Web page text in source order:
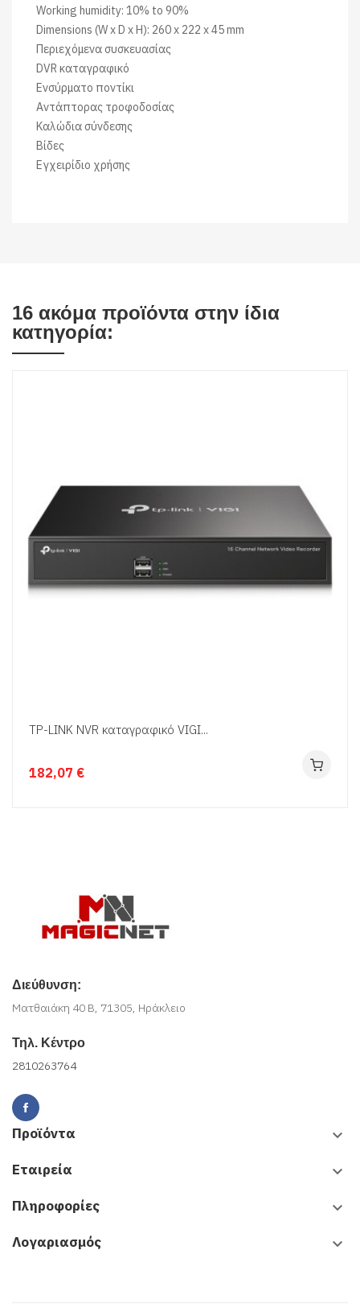
Working humidity: 10% to 90%
Dimensions (W x D x H): 260 x 222 x 45 mm
Περιεχόμενα συσκευασίας
DVR καταγραφικό
Ενσύρματο ποντίκι
Αντάπτορας τροφοδοσίας
Καλώδια σύνδεσης
Βίδες
Εγχειρίδιο χρήσης
16 ακόμα προϊόντα στην ίδια
κατηγορία:
TP-LINK NVR καταγραφικό VIGI...
182,07 €
Διεύθυνση:
Ματθαιάκη 40 Β, 71305, Ηράκλειο
Τηλ. Κέντρο
2810263764
Προϊόντα keyboard_arrow_down
Εταιρεία keyboard_arrow_down
Πληροφορίες keyboard_arrow_down
Λογαριασμός keyboard_arrow_down